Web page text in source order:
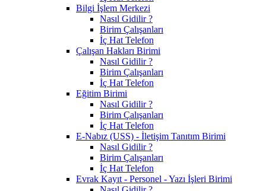
Bilgi İşlem Merkezi
Nasıl Gidilir ?
Birim Çalışanları
İç Hat Telefon
Çalışan Hakları Birimi
Nasıl Gidilir ?
Birim Çalışanları
İç Hat Telefon
Eğitim Birimi
Nasıl Gidilir ?
Birim Çalışanları
İç Hat Telefon
E-Nabız (USS) - İletişim Tanıtım Birimi
Nasıl Gidilir ?
Birim Çalışanları
İç Hat Telefon
Evrak Kayıt - Personel - Yazı İşleri Birimi